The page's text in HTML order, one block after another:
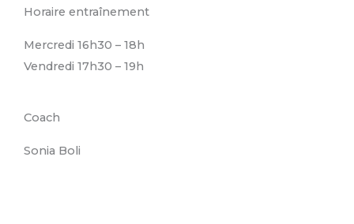
Horaire entraînement
Mercredi 16h30 – 18h
Vendredi 17h30 – 19h
Coach
Sonia Boli